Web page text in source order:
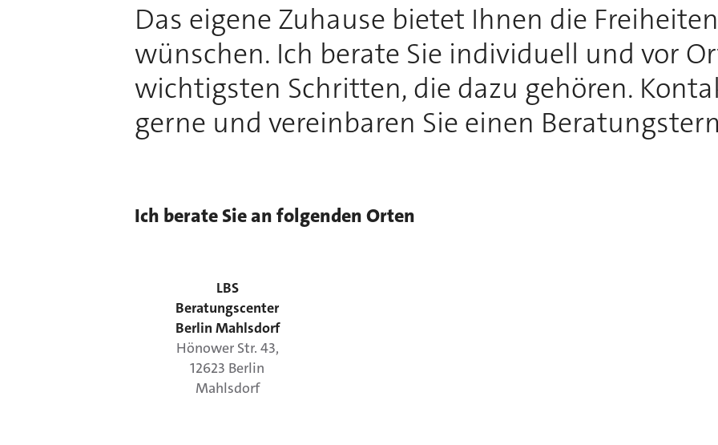
Das eigene Zuhause bietet Ihnen die
wünschen. Ich berate Sie individuell und vor
wichtigsten Schritten, die dazu gehören.
gerne und vereinbaren Sie einen
Ich berate Sie an folgenden Orten
LBS
Beratungscenter
Berlin Mahlsdorf
Hönower Str. 43,
12623 Berlin
Mahlsdorf